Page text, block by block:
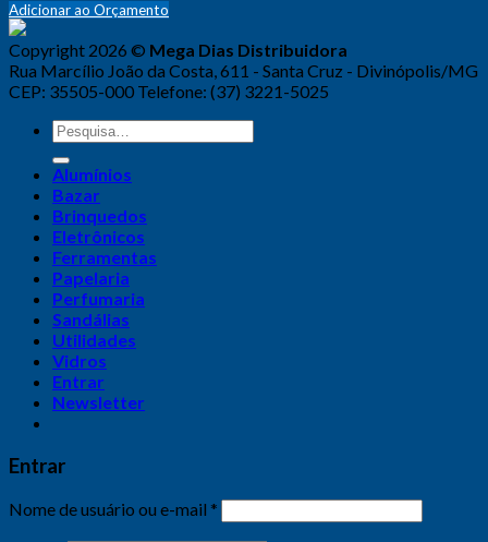
Adicionar ao Orçamento
Copyright 2026 © Mega Dias Distribuidora
Rua Marcílio João da Costa, 611 - Santa Cruz - Divinópolis/MG
CEP: 35505-000 Telefone: (37) 3221-5025
Alumínios
Bazar
Brinquedos
Eletrônicos
Ferramentas
Papelaria
Perfumaria
Sandálias
Utilidades
Vidros
Entrar
Newsletter
Entrar
Nome de usuário ou e-mail *